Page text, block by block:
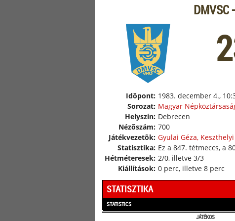
DMVSC
Idõpont: 1983. december 4.,
Sorozat: Magyar
Helyszín: Debrecen
Nézõszám: 700
Játékvezetõk: Gyulai Géza,
Statisztika: Ez a 847. tétmeccs, a
Hétméteresek: 2/0, illetve 3/3
Kiállítások: 0 perc, illetve 8 perc
STATISZTIKA
STATISTICS
JÁTÉKOS